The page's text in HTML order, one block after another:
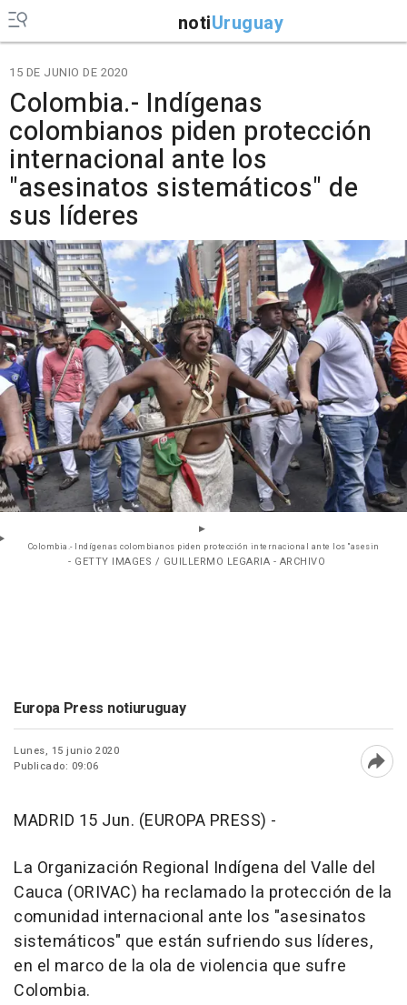
notiUruguay
15 DE JUNIO DE 2020
Colombia.- Indígenas
colombianos piden protección
internacional ante los
"asesinatos sistemáticos" de
sus líderes
Colombia.- Indígenas colombianos piden protección internacional ante los "asesin
- GETTY IMAGES / GUILLERMO LEGARIA - ARCHIVO
Europa Press notiuruguay
Lunes, 15 junio 2020
Publicado: 09:06
MADRID 15 Jun. (EUROPA PRESS) -
La Organización Regional Indígena del Valle del
Cauca (ORIVAC) ha reclamado la protección de la
comunidad internacional ante los "asesinatos
sistemáticos" que están sufriendo sus líderes,
en el marco de la ola de violencia que sufre
Colombia.